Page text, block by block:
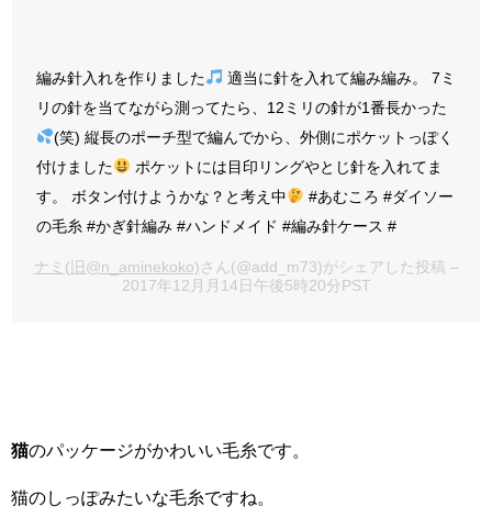
編み針入れを作りました
適当に針を入れて編み編み。 7ミ
リの針を当てながら測ってたら、12ミリの針が1番長かった
(笑) 縦長のポーチ型で編んでから、外側にポケットっぽく
付けました
ポケットには目印リングやとじ針を入れてま
す。 ボタン付けようかな？と考え中
#あむころ #ダイソー
の毛糸 #かぎ針編み #ハンドメイド #編み針ケース #
ナミ(旧@n_aminekoko)さん(@add_m73)がシェアした投稿 –
2017年12月月14日午後5時20分PST
猫のパッケージがかわいい毛糸です。
猫のしっぽみたいな毛糸ですね。